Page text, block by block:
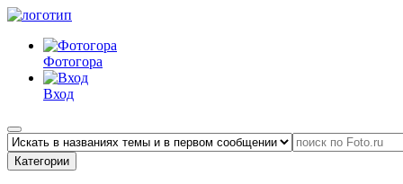
Фотогора
Вход
Категории